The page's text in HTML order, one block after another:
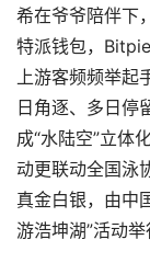
希在爷爷陪伴下
特派钱包，
上游客频频举起
日角逐、多日停
成“水陆空”立体
动更联动全国泳
真金白银，由中
游浩坤湖”活动举